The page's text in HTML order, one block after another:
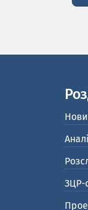
ЗЦР-